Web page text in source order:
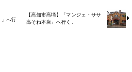
へ行
【高知市高埇】「マンジェ・ササ
高そね本店」へ行く。